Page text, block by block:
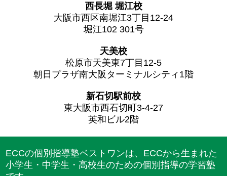
西長堀 堀江校
大阪市西区南堀江3丁目12-24
堀江102 301号
天美校
松原市天美東7丁目12-5
朝日プラザ南大阪ターミナルシティ1階
新石切駅前校
東大阪市西石切町3-4-27
英和ビル2階
ECCの個別指導塾ベストワンは、ECCから生まれた
小学生・中学生・高校生のための個別指導の学習塾